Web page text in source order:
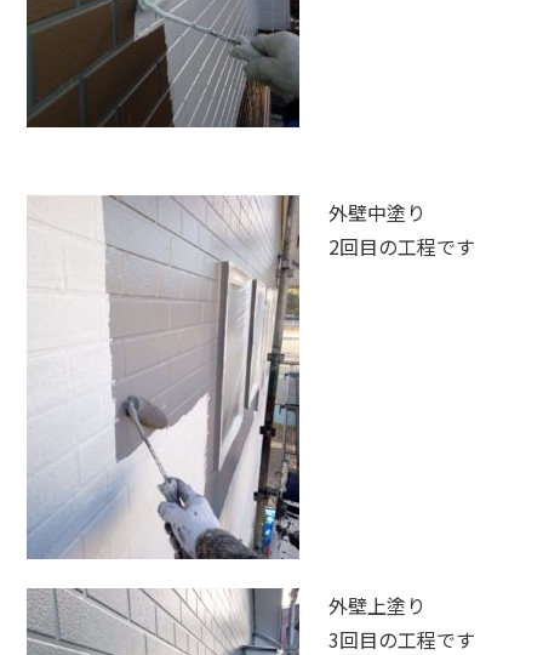
外壁中塗り
2回目の工程です
外壁上塗り
3回目の工程です